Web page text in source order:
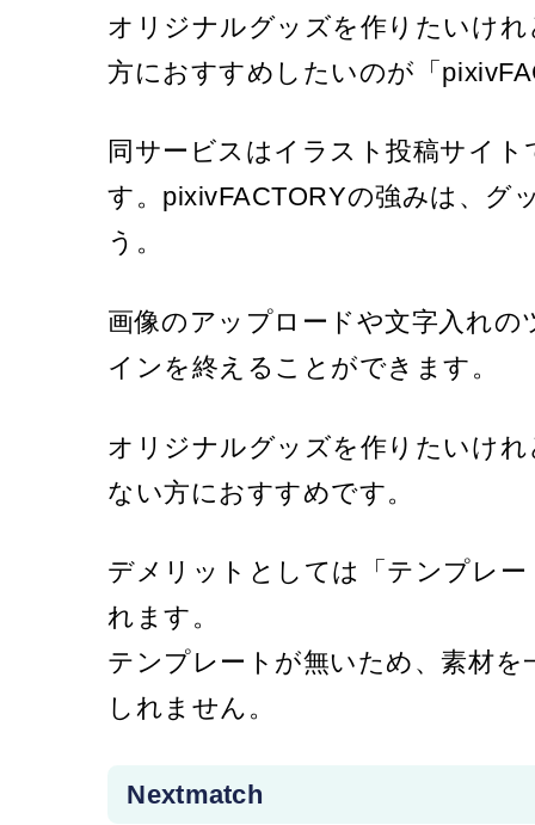
オリジナルグッズを作りたいけ
方におすすめしたいのが「
同サービスはイラスト投稿サイ
す。pixivFACTORYの強みは、グ
う。
画像のアップロードや文字入れ
インを終えることができます。
オリジナルグッズを作りたいけ
ない方におすすめです。
デメリットとしては「テンプレ
れます。
テンプレートが無いため、素材
しれません。
Nextmatch